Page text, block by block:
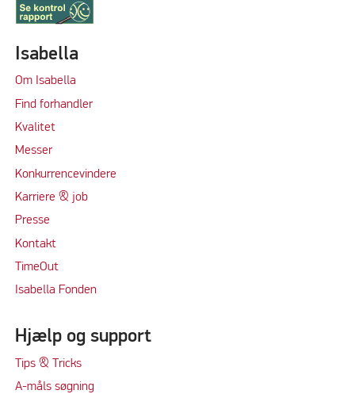
Isabella
Om Isabella
Find forhandler
Kvalitet
Messer
Konkurrencevindere
Karriere & job
Presse
Kontakt
TimeOut
Isabella Fonden
Hjælp og support
Tips & Tricks
A-måls søgning